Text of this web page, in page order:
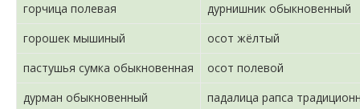
горчица полевая
дурнишник обыкновенный
горошек мышиный
осот жёлтый
пастушья сумка обыкновенная
осот полевой
дурман обыкновенный
падалица рапса